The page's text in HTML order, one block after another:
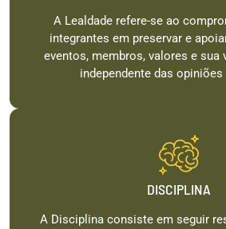
A Lealdade refere-se ao
integrantes em preservar e
eventos, membros, valores e sua
independente das
DISCIPLINA
A Disciplina consiste em seguir